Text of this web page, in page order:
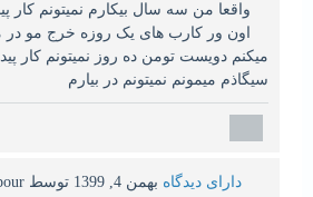
واقعا من سه سال بیکارم نمیتونم کار
اون ور کارب های یک روزه خرج مو در
میکنم دویست تومن ده روز نمیتونم کار
سیگاذم میمونم نمیتونم در بیارم
دارای دیدگاه بهمن 4, 1399 توسط